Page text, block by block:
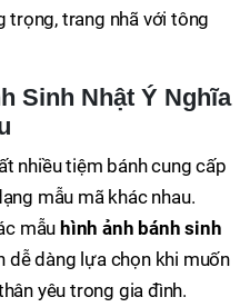
trọng, trang nhã với tông
Sinh Nhật Ý Nghĩa
nhiều tiệm bánh cung cấp
mẫu mã khác nhau.
mẫu hình ảnh bánh sinh
dễ dàng lựa chọn khi muốn
yêu trong gia đình.